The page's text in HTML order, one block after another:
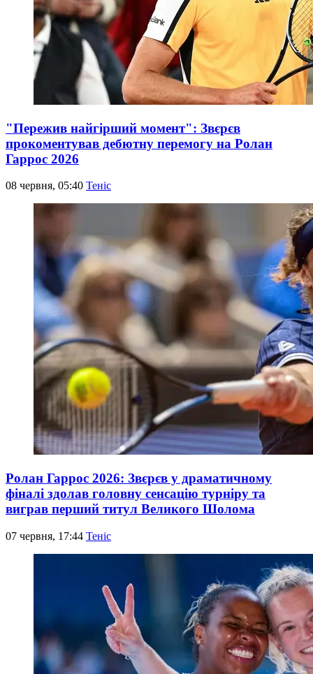
"Пережив найгірший момент": Звєрєв
прокоментував дебютну перемогу на Ролан
Гаррос 2026
08 червня, 05:40 Теніс
Ролан Гаррос 2026: Звєрєв у драматичному
фіналі здолав головну сенсацію турніру та
виграв перший титул Великого Шолома
07 червня, 17:44 Теніс